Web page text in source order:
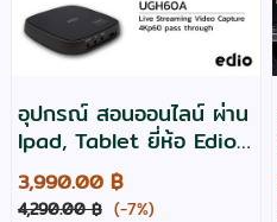
อุปกรณ์ สอนออนไลน์ ผ่าน
Ipad, Tablet ยี่ห้อ Edio
รุ่น UGH60A
3,990.00 ฿
4,290.00 ฿ (-7%)